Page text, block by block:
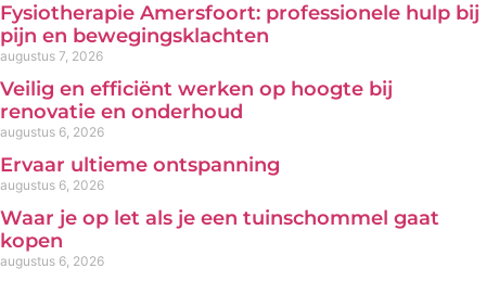
Fysiotherapie Amersfoort: professionele hulp bij
pijn en bewegingsklachten
augustus 7, 2026
Veilig en efficiënt werken op hoogte bij
renovatie en onderhoud
augustus 6, 2026
Ervaar ultieme ontspanning
augustus 6, 2026
Waar je op let als je een tuinschommel gaat
kopen
augustus 6, 2026